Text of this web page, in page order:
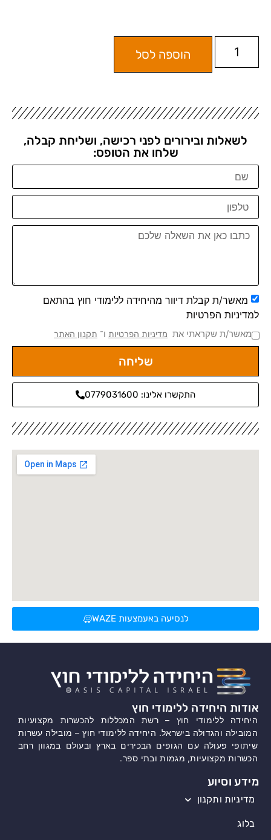
הוספה לסל
לשאלות ובירורים לפני רכישה, ושליחת קבלה,
שלחו את הטופס:
מאשר/ת קבלת דיוור מהיחידה ללימודי חוץ בהתאם
למדיניות הפרטיות
מאשר/ת שקראתי את מדיניות הפרטיות ו־ תקנון האתר
שליחה
התקשרו אלינו: 0779031600
לנסיעה באעמצעות WAZE
אודות היחידה ללימודי חוץ
היחידה ללימודי חוץ – רשת המכללות להכשרות מקצועיות
המובילה והגדולה בישראל. היחידה ללימודי חוץ – מובילה עשרות
שיתופי פעולה עם הגופים הבכירים בארץ ובעולם במגוון רחב
הכשרות מקצועיות, מגמות ובתי ספר.
מידע וסיוע
מדיניות ותקנון
בלוג